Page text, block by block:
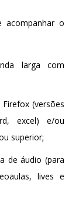
acompanhar o
larga com
(versões
excel) e/ou
superior;
de áudio (para
lives e